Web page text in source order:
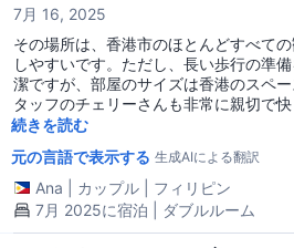
7月 16, 2025
その場所は、香港市のほとんどすべて
しやすいです。ただし、長い歩行の準
潔ですが、部屋のサイズは香港のスペ
タッフのチェリーさんも非常に親切で
体的に、素晴らしい体験でした。
続きを読む
元の言語で表示する 生成AIによる翻訳
Ana カップル
フィリピン
7月 2025に宿泊 | ダブルルーム